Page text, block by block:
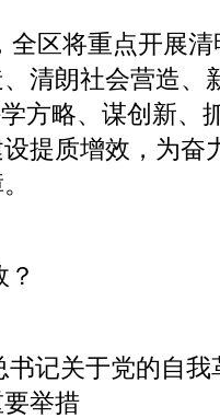
全区将重点开展
清朗社会营造、
方略、谋创新、
提质增效，为奋
书记关于党的自
举措